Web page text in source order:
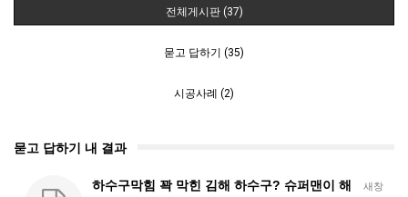
전체게시판 (37)
묻고 답하기 (35)
시공사례 (2)
묻고 답하기 내 결과
새창
하수구막힘 꽉 막힌 김해 하수구? 슈퍼맨이 해